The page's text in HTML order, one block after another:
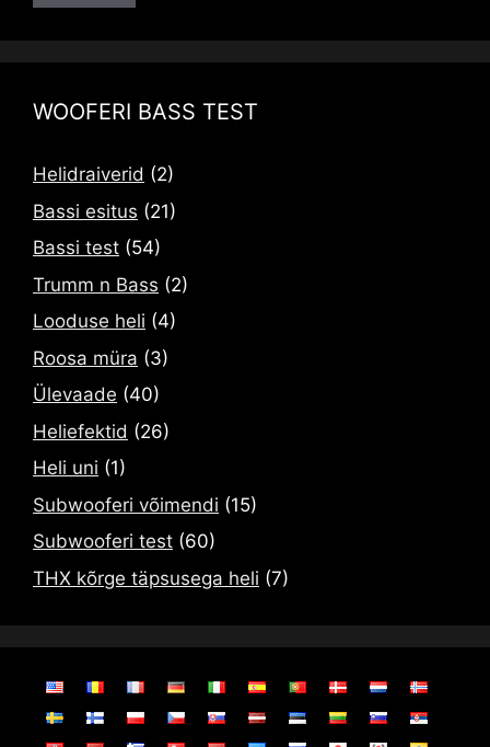
WOOFERI BASS TEST
Helidraiverid (2)
Bassi esitus (21)
Bassi test (54)
Trumm n Bass (2)
Looduse heli (4)
Roosa müra (3)
Ülevaade (40)
Heliefektid (26)
Heli uni (1)
Subwooferi võimendi (15)
Subwooferi test (60)
THX kõrge täpsusega heli (7)